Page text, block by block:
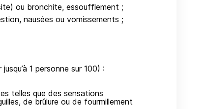
ou bronchite, essoufflement ;
nausées ou vomissements ;
1 personne sur 100) :
telles que des sensations
de brûlure ou de fourmillement